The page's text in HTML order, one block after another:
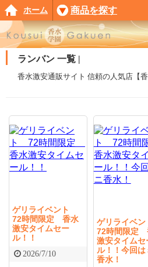
ホーム 商品を探す
ランバン 一覧 |
香水激安通販サイト 信頼の人気店【香
ゲリライベント
72時間限定 香水
激安タイムセー
ル！！
2026/7/10
ゲリライベ
72時間限定
激安タイムセ
ル！！今回は
香水！